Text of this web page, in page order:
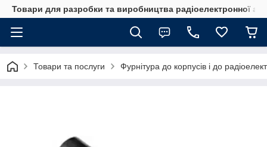
Товари для разробки та виробництва радіоелектронної
Товари та послуги Фурнітура до корпусів і до